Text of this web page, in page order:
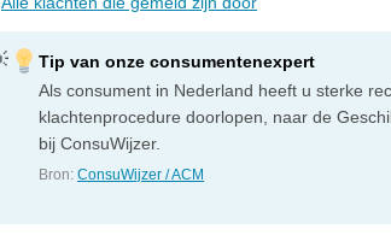
Tip van onze consumentenexpert
Als consument in Nederland heeft u sterke
klachtenprocedure doorlopen, naar de
bij ConsuWijzer.
Bron:ConsuWijzer / ACM